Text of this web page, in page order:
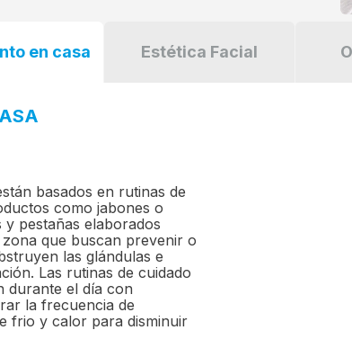
en casa Estética Facial
basados en rutinas de
como jabones o
pestañas elaborados
que buscan prevenir o
las glándulas e
Las rutinas de cuidado
durante el día con
la frecuencia de
frio y calor para disminuir